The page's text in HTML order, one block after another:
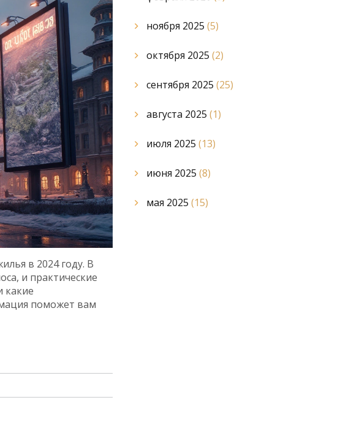
в 2024 году. В
и практические
какие
поможет вам
ноября 2025 (5)
октября 2025 (2)
сентября 2025 (25)
августа 2025 (1)
июля 2025 (13)
июня 2025 (8)
мая 2025 (15)